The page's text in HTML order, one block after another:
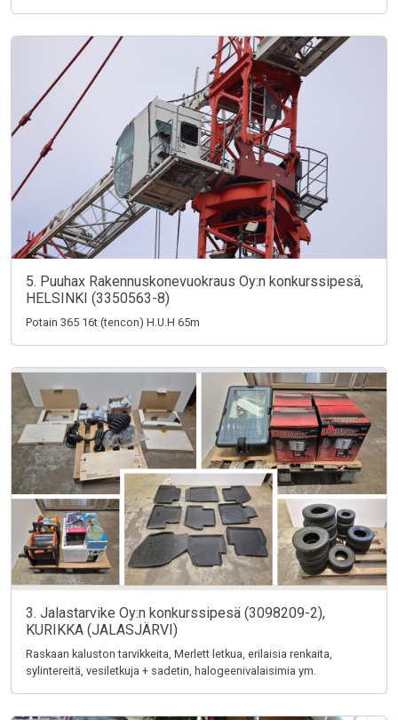
5. Puuhax Rakennuskonevuokraus Oy:n konkurssipesä,
HELSINKI (3350563-8)
Potain 365 16t (tencon) H.U.H 65m
3. Jalastarvike Oy:n konkurssipesä (3098209-2),
KURIKKA (JALASJÄRVI)
Raskaan kaluston tarvikkeita, Merlett letkua, erilaisia renkaita,
sylintereitä, vesiletkuja + sadetin, halogeenivalaisimia ym.